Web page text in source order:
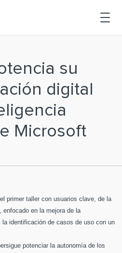
su
digital
Microsoft
primer taller con usuarios clave, de la
en la mejora de la
identificación de casos de uso con un
potenciar la autonomía de los